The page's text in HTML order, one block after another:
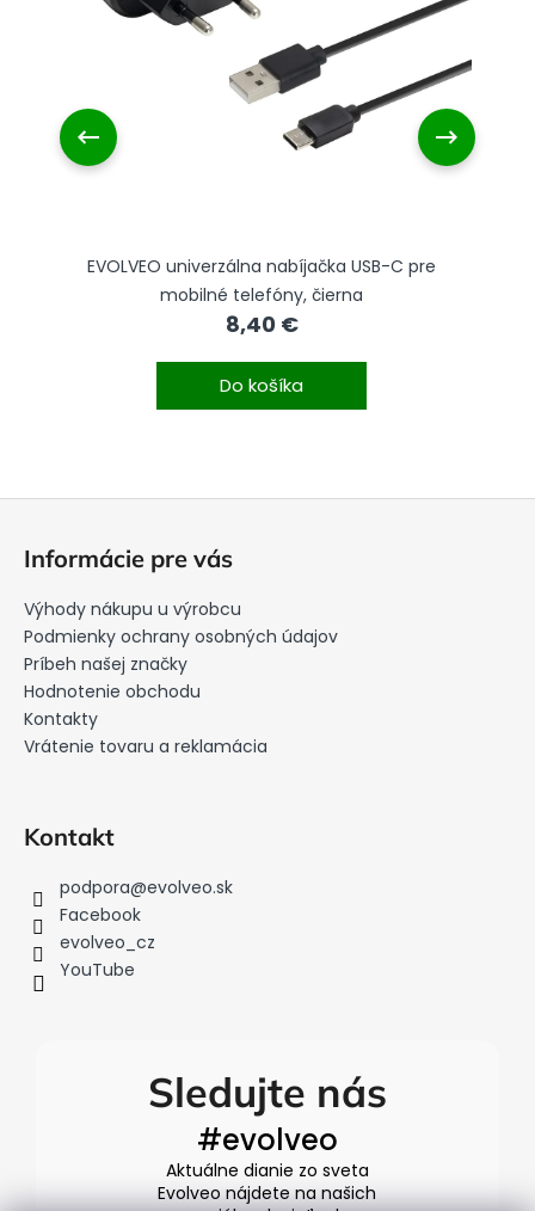
EVOLVEO univerzálna nabíjačka USB-C pre
mobilné telefóny, čierna
8,40 €
Do košíka
Informácie pre vás
Výhody nákupu u výrobcu
Podmienky ochrany osobných údajov
Príbeh našej značky
Hodnotenie obchodu
Kontakty
Vrátenie tovaru a reklamácia
Kontakt
podpora@evolveo.sk
Facebook
evolveo_cz
YouTube
Sledujte nás
#evolveo
Aktuálne dianie zo sveta
Evolveo nájdete na našich